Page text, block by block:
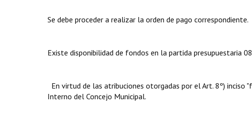
Se debe proceder a realizar la orden de pago correspondiente.
Existe disponibilidad de fondos en la partida presupuestaria
En virtud de las atribuciones otorgadas por el Art. 8º)
Interno del Concejo Municipal.